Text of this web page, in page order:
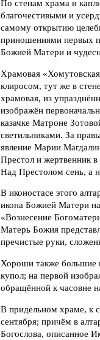
По стенам храма и
благочестивыми и
самому открытию
приношениями первых
Божией Матери и
Храмовая
клиросом, тут же в
храмовая, из
изображён
казачке Матроне
светильниками. За
явление Марии
Престол и жертвенник
Над Престолом сень, а
В иконостасе этого
икона Божией Матери
«Вознесение
Матерь Божия
пречистые руки,
Хороши также большие
купол; на первой
обращённой к часовне
В придельном храме, к
сентября; причём в
Богослова, описанное